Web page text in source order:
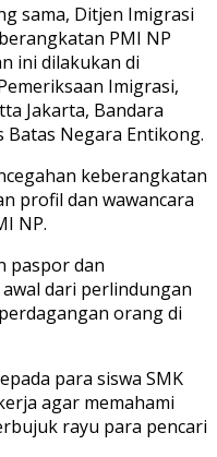
sama, Ditjen Imigrasi
PMI NP
ini dilakukan di
Imigrasi,
Jakarta, Bandara
Batas Negara Entikong.
keberangkatan
profil dan wawancara
NP.
paspor dan
dari perlindungan
orang di
para siswa SMK
agar memahami
rayu para pencari